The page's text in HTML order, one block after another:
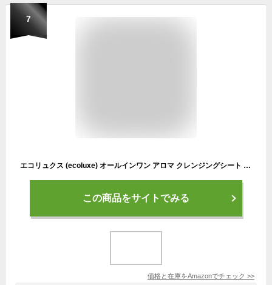
7
エコリュクス (ecoluxe) オールインワン アロマ クレンジングシート 10枚 メイク落とし 洗顔 化粧水 角質ケア 敏感肌 無添加 個包装
この商品をサイトでみる
価格と在庫をAmazonでチェック >>